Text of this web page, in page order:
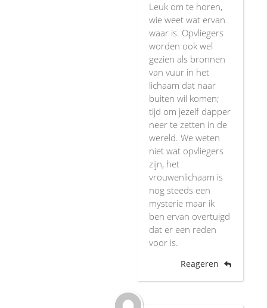
Leuk om te horen,
wie weet wat ervan
waar is. Opvliegers
worden ook wel
gezien als bronnen
van vuur in het
lichaam dat naar
buiten wil komen;
tijd om jezelf dapper
neer te zetten in de
wereld. We weten
niet wat opvliegers
zijn, het
vrouwenlichaam is
nog steeds een
mysterie maar ik
ben ervan overtuigd
dat er een reden
voor is.
Reageren